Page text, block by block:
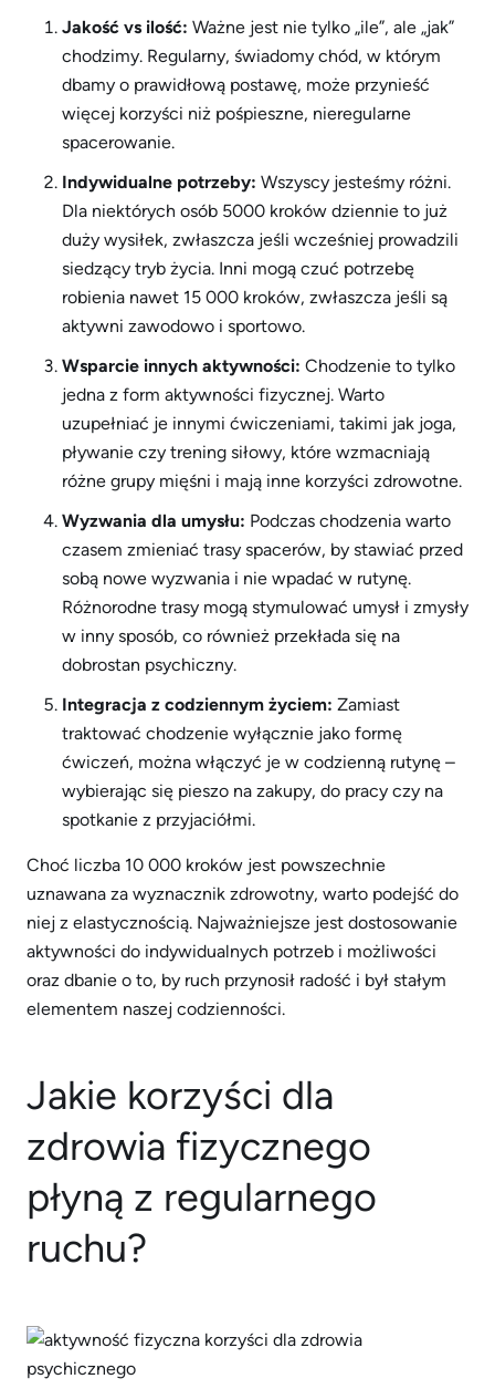
Jakość vs ilość: Ważne jest nie tylko „ile”, ale „jak”
chodzimy. Regularny, świadomy chód, w którym
dbamy o prawidłową postawę, może przynieść
więcej korzyści niż pośpieszne, nieregularne
spacerowanie.
Indywidualne potrzeby: Wszyscy jesteśmy różni.
Dla niektórych osób 5000 kroków dziennie to już
duży wysiłek, zwłaszcza jeśli wcześniej prowadzili
siedzący tryb życia. Inni mogą czuć potrzebę
robienia nawet 15 000 kroków, zwłaszcza jeśli są
aktywni zawodowo i sportowo.
Wsparcie innych aktywności: Chodzenie to tylko
jedna z form aktywności fizycznej. Warto
uzupełniać je innymi ćwiczeniami, takimi jak joga,
pływanie czy trening siłowy, które wzmacniają
różne grupy mięśni i mają inne korzyści zdrowotne.
Wyzwania dla umysłu: Podczas chodzenia warto
czasem zmieniać trasy spacerów, by stawiać przed
sobą nowe wyzwania i nie wpadać w rutynę.
Różnorodne trasy mogą stymulować umysł i zmysły
w inny sposób, co również przekłada się na
dobrostan psychiczny.
Integracja z codziennym życiem: Zamiast
traktować chodzenie wyłącznie jako formę
ćwiczeń, można włączyć je w codzienną rutynę –
wybierając się pieszo na zakupy, do pracy czy na
spotkanie z przyjaciółmi.
Choć liczba 10 000 kroków jest powszechnie
uznawana za wyznacznik zdrowotny, warto podejść do
niej z elastycznością. Najważniejsze jest dostosowanie
aktywności do indywidualnych potrzeb i możliwości
oraz dbanie o to, by ruch przynosił radość i był stałym
elementem naszej codzienności.
Jakie korzyści dla
zdrowia fizycznego
płyną z regularnego
ruchu?